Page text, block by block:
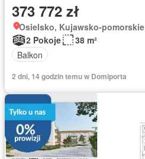
373 772 zł
Osielsko, Kujawsko-pomorskie
2 Pokoje
38 m²
Balkon
2 dni, 14 godzin temu w Domiporta